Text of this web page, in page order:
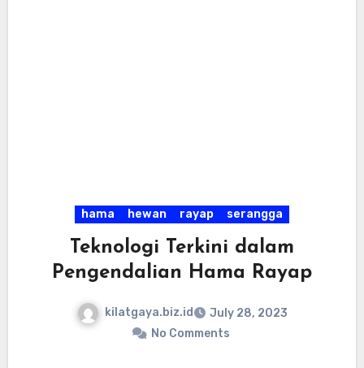
hama hewan rayap serangga
Teknologi Terkini dalam
Pengendalian Hama Rayap
kilatgaya.biz.id
July 28, 2023
No Comments